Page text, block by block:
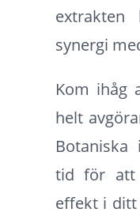
synergi
Kom ihåg
helt
Botaniska
tid för att
effekt i ditt